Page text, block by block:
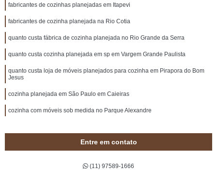
fabricantes de cozinhas planejadas em Itapevi
fabricantes de cozinha planejada na Rio Cotia
quanto custa fábrica de cozinha planejada no Rio Grande da Serra
quanto custa cozinha planejada em sp em Vargem Grande Paulista
quanto custa loja de móveis planejados para cozinha em Pirapora do Bom
Jesus
cozinha planejada em São Paulo em Caieiras
cozinha com móveis sob medida no Parque Alexandre
Entre em contato
(11) 97589-1666